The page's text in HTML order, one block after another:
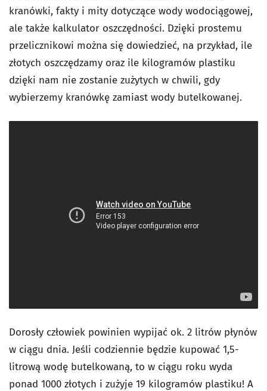
kranówki, fakty i mity dotyczące wody wodociągowej,
ale także kalkulator oszczędności. Dzięki prostemu
przelicznikowi można się dowiedzieć, na przykład, ile
złotych oszczędzamy oraz ile kilogramów plastiku
dzięki nam nie zostanie zużytych w chwili, gdy
wybierzemy kranówkę zamiast wody butelkowanej.
Dorosły człowiek powinien wypijać ok. 2 litrów płynów
w ciągu dnia. Jeśli codziennie będzie kupować 1,5-
litrową wodę butelkowaną, to w ciągu roku wyda
ponad 1000 złotych i zużyje 19 kilogramów plastiku! A